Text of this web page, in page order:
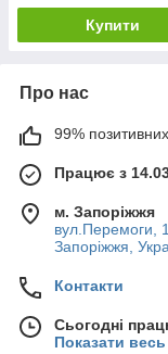
Купити
Про нас
99% позитивних
Працює з
м. Запоріжжя
вул.Перемоги,
Запоріжжя,
Контакти
Сьогодні
Показати